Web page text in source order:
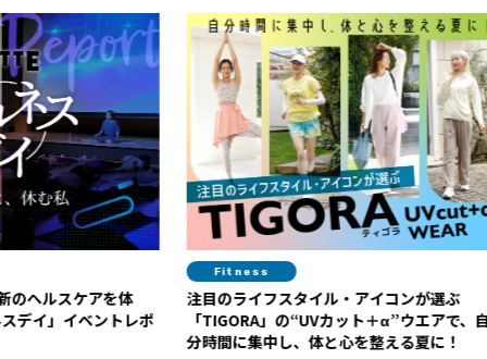
体
注目のライフスタイル・アイコンが選ぶ
「TIGORA」の“UVカット＋α”ウエアで、自
分時間に集中し、体と心を整える夏に！
“がん
康”へ
アに注